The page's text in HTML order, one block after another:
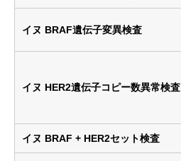
イヌ BRAF遺伝子変異検査
イヌ HER2遺伝子コピー数異常検査
イヌ BRAF + HER2セット検査